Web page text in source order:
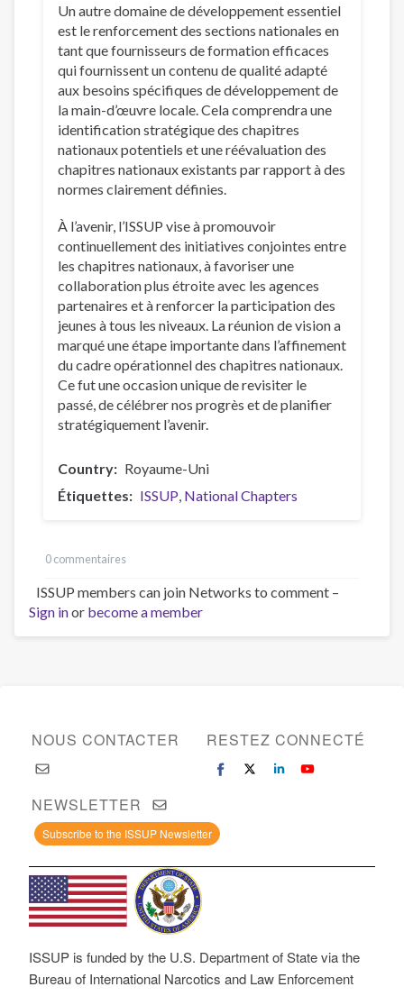
Un autre domaine de développement essentiel
est le renforcement des sections nationales en
tant que fournisseurs de formation efficaces
qui fournissent un contenu de qualité adapté
aux besoins spécifiques de développement de
la main-d’œuvre locale. Cela comprendra une
identification stratégique des chapitres
nationaux potentiels et une réévaluation des
chapitres nationaux existants par rapport à des
normes clairement définies.
À l’avenir, l’ISSUP vise à promouvoir
continuellement des initiatives conjointes entre
les chapitres nationaux, à favoriser une
collaboration plus étroite avec les agences
partenaires et à renforcer la participation des
jeunes à tous les niveaux. La réunion de vision a
marqué une étape importante dans l’affinement
du cadre opérationnel des chapitres nationaux.
Ce fut une occasion unique de revisiter le
passé, de célébrer nos progrès et de planifier
stratégiquement l’avenir.
Country
Royaume-Uni
Étiquettes
ISSUP National Chapters
0 commentaires
ISSUP members can join Networks to comment –
Sign inor become a member
NOUS CONTACTER RESTEZ CONNECTÉ
NEWSLETTER
Subscribe to the ISSUP Newsletter
ISSUP is funded by the U.S. Department of State via the
Bureau of International Narcotics and Law Enforcement